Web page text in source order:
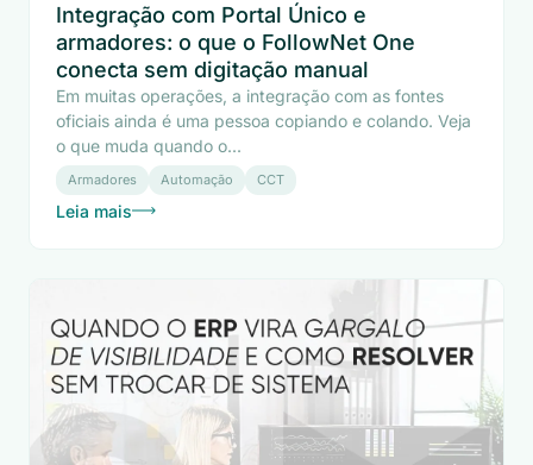
Integração com Portal Único e
armadores: o que o FollowNet One
conecta sem digitação manual
Em muitas operações, a integração com as fontes
oficiais ainda é uma pessoa copiando e colando. Veja
o que muda quando o...
Armadores Automação CCT
Leia mais